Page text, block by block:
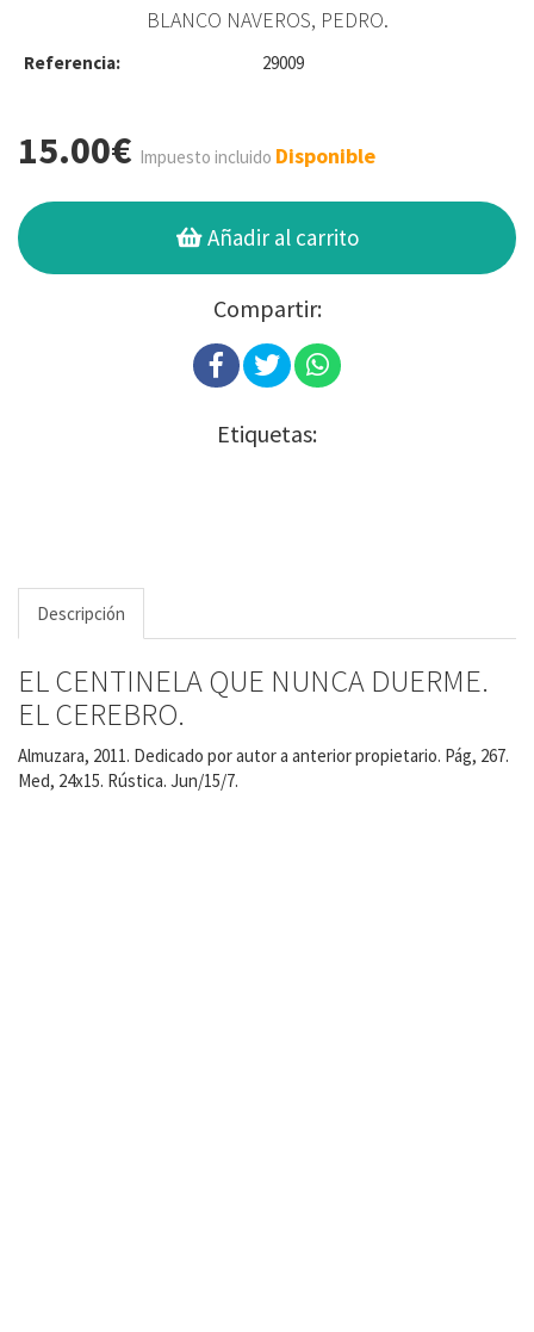
BLANCO NAVEROS, PEDRO.
Referencia: 29009
15.00€ Impuesto incluido Disponible
Añadir al carrito
Compartir:
Etiquetas:
Descripción
EL CENTINELA QUE NUNCA DUERME.
EL CEREBRO.
Almuzara, 2011. Dedicado por autor a anterior propietario. Pág, 267.
Med, 24x15. Rústica. Jun/15/7.